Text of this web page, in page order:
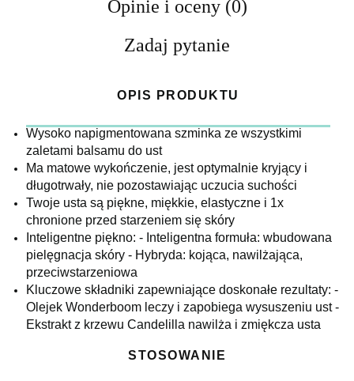
Opinie i oceny (0)
Zadaj pytanie
OPIS PRODUKTU
Wysoko napigmentowana szminka ze wszystkimi
zaletami balsamu do ust
Ma matowe wykończenie, jest optymalnie kryjący i
długotrwały, nie pozostawiając uczucia suchości
Twoje usta są piękne, miękkie, elastyczne i 1x
chronione przed starzeniem się skóry
Inteligentne piękno: - Inteligentna formuła: wbudowana
pielęgnacja skóry - Hybryda: kojąca, nawilżająca,
przeciwstarzeniowa
Kluczowe składniki zapewniające doskonałe rezultaty: -
Olejek Wonderboom leczy i zapobiega wysuszeniu ust -
Ekstrakt z krzewu Candelilla nawilża i zmiękcza usta
STOSOWANIE